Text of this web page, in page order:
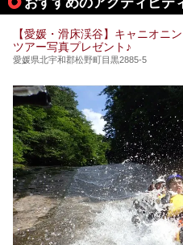
銭湯をピックアップし
【愛媛・滑床渓谷】キャニオニ
ツアー写真プレゼント♪
愛媛県北宇和郡松野町目黒2885-5